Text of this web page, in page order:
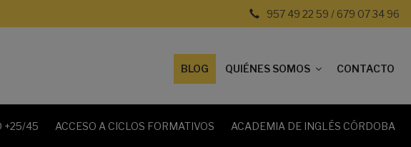
957 49 22 59 / 679 07 34 96
BLOG QUIÉNES SOMOS CONTACTO
+25/45 ACCESO A CICLOS FORMATIVOS ACADEMIA DE INGLÉS CÓRDOBA